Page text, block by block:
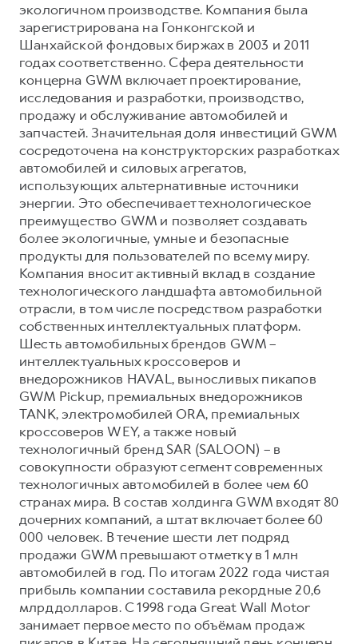
экологичном производстве. Компания была
зарегистрирована на Гонконгской и
Шанхайской фондовых биржах в 2003 и 2011
годах соответственно. Сфера деятельности
концерна GWM включает проектирование,
исследования и разработки, производство,
продажу и обслуживание автомобилей и
запчастей. Значительная доля инвестиций GWM
сосредоточена на конструкторских разработках
автомобилей и силовых агрегатов,
использующих альтернативные источники
энергии. Это обеспечивает технологическое
преимущество GWM и позволяет создавать
более экологичные, умные и безопасные
продукты для пользователей по всему миру.
Компания вносит активный вклад в создание
технологического ландшафта автомобильной
отрасли, в том числе посредством разработки
собственных интеллектуальных платформ.
Шесть автомобильных брендов GWM –
интеллектуальных кроссоверов и
внедорожников HAVAL, выносливых пикапов
GWM Pickup, премиальных внедорожников
TANK, электромобилей ORA, премиальных
кроссоверов WEY, а также новый
технологичный бренд SAR (SALOON) – в
совокупности образуют сегмент современных
технологичных автомобилей в более чем 60
странах мира. В состав холдинга GWM входят 80
дочерних компаний, а штат включает более 60
000 человек. В течение шести лет подряд
продажи GWM превышают отметку в 1 млн
автомобилей в год. По итогам 2022 года чистая
прибыль компании составила рекордные 20,6
млрд долларов. С 1998 года Great Wall Motor
занимает первое место по объёмам продаж